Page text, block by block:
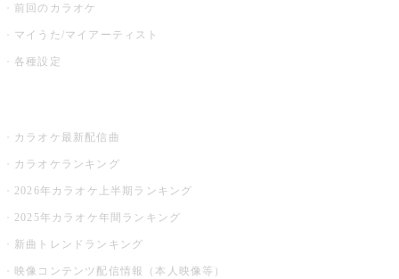
前回のカラオケ
マイうた/マイアーティスト
各種設定
カラオケ最新配信曲
カラオケランキング
2026年カラオケ上半期ランキング
2025年カラオケ年間ランキング
新曲トレンドランキング
映像コンテンツ配信情報（本人映像等）